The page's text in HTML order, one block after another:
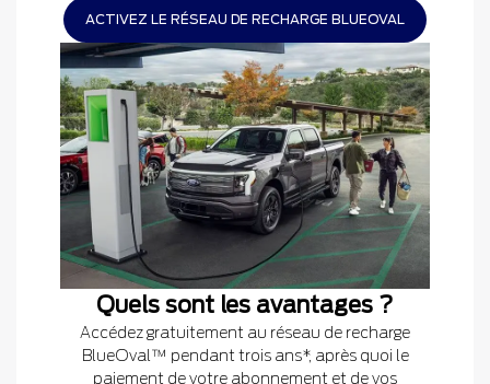
ACTIVEZ LE RÉSEAU DE RECHARGE BLUEOVAL
Quels sont les avantages ?
Accédez gratuitement au réseau de recharge
BlueOval™ pendant trois ans*, après quoi le
paiement de votre abonnement et de vos